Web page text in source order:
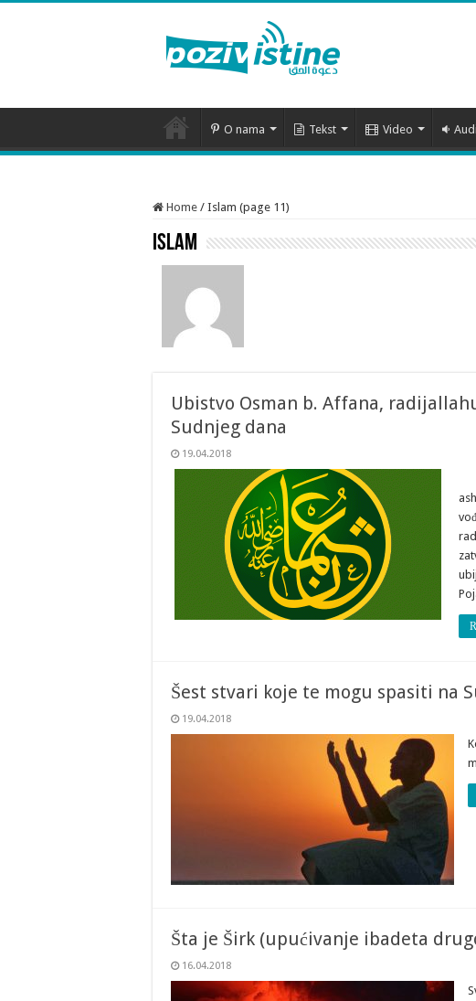
O nama Tekst Video
Home / Islam (page 11)
Islam
Ubistvo Osman b. Affana,
Sudnjeg dana
19.04.2018
Šest stvari koje te mogu spasiti na
19.04.2018
Šta je Širk (upućivanje ibadeta
16.04.2018